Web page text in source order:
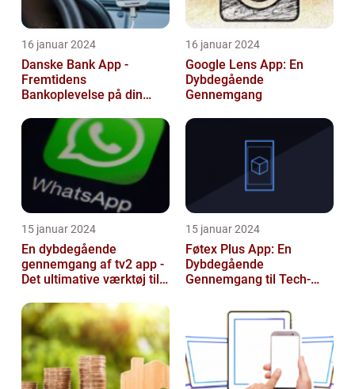
16 januar 2024
Danske Bank App -
Fremtidens
Bankoplevelse på din
16 januar 2024
Google Lens App: En
Dybdegående
Gennemgang
15 januar 2024
En dybdegående
gennemgang af tv2 app -
Det ultimative værktøj til
15 januar 2024
Føtex Plus App: En
Dybdegående
Gennemgang til Tech-